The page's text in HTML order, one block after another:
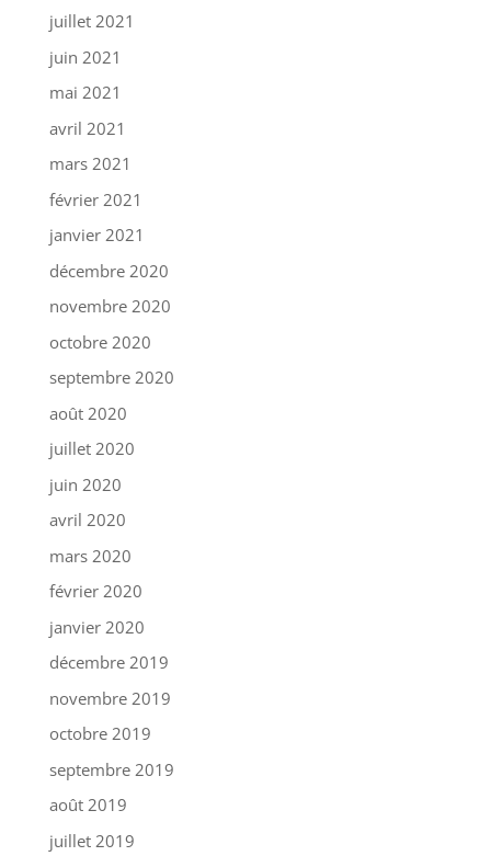
juillet 2021
juin 2021
mai 2021
avril 2021
mars 2021
février 2021
janvier 2021
décembre 2020
novembre 2020
octobre 2020
septembre 2020
août 2020
juillet 2020
juin 2020
avril 2020
mars 2020
février 2020
janvier 2020
décembre 2019
novembre 2019
octobre 2019
septembre 2019
août 2019
juillet 2019